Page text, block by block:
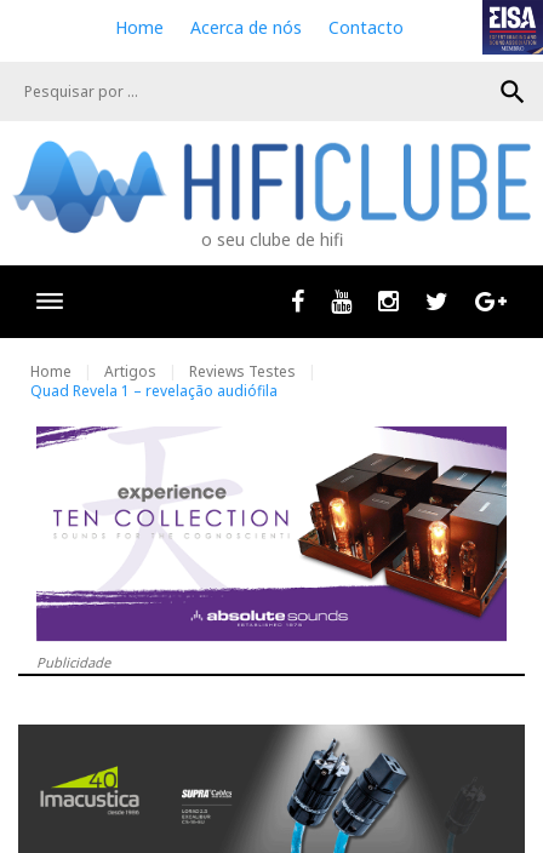
e
Home Acerca de nós Contacto
search
o seu clube de hifi
Facebook
Youtube InstagramTwitter
Home Artigos
Reviews Testes
Quad Revela 1 – revelação audiófila
Publicidade